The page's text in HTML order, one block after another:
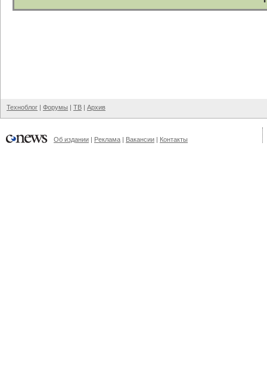
Техноблог | Форумы | ТВ | Архив
Об издании | Реклама | Вакансии | Контакты